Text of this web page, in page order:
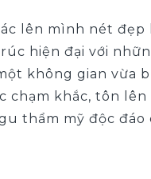
lên mình nét
hiện đại với
không gian vừa
khắc, tôn lên
thẩm mỹ độc đáo